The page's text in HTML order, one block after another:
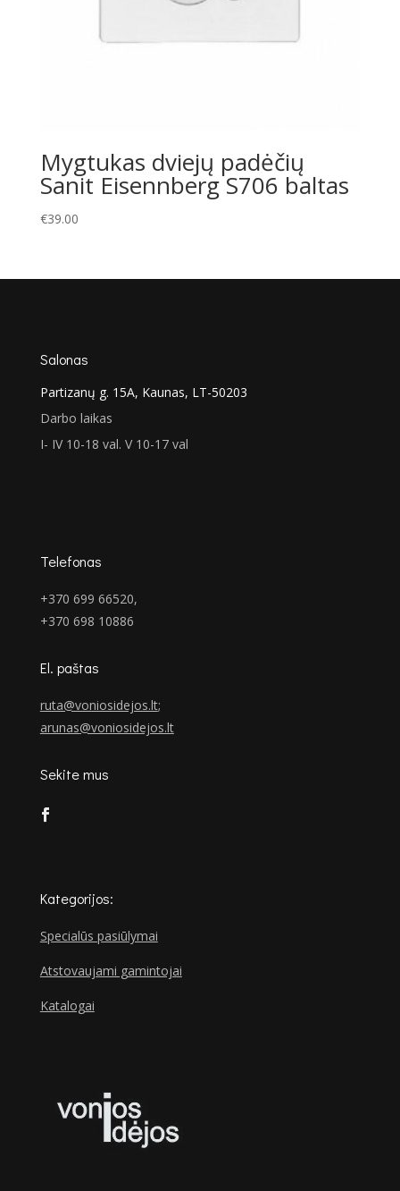
Mygtukas dviejų padėčių
Sanit Eisennberg S706 baltas
€39.00
Salonas
Partizanų g. 15A, Kaunas, LT-50203
Darbo laikas
I- IV 10-18 val. V 10-17 val
Telefonas
+370 699 66520,
+370 698 10886
El. paštas
ruta@voniosidejos.lt;
arunas@voniosidejos.lt
Sekite mus
Kategorijos:
Specialūs pasiūlymai
Atstovaujami gamintojai
Katalogai